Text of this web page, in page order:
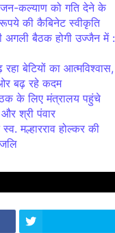
कल्याण को गति देने के
की कैबिनेट स्वीकृति
अगली बैठक होगी उज्जैन में :
बेटियों का आत्मविश्वास,
बढ़ रहे कदम
के लिए मंत्रालय पहुंचे
श्री पंवार
मल्हारराव होल्कर की